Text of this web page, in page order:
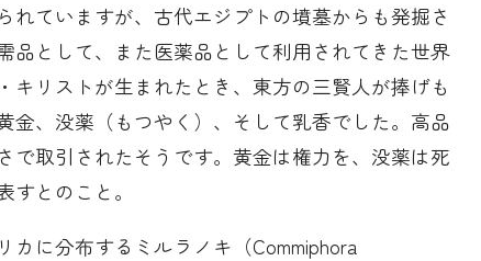
れていますが、古代エジプトの墳墓からも発掘さ
品として、また医薬品として利用されてきた世界
キリストが生まれたとき、東方の三賢人が捧げも
金、没薬（もつやく）、そして乳香でした。高品
で取引されたそうです。黄金は権力を、没薬は死
すとのこと。
カに分布するミルラノキ（Commiphora